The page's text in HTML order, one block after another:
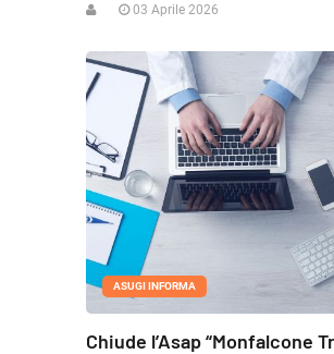
03 Aprile 2026
ASUGI INFORMA
Chiude l’Asap “Monfalcone